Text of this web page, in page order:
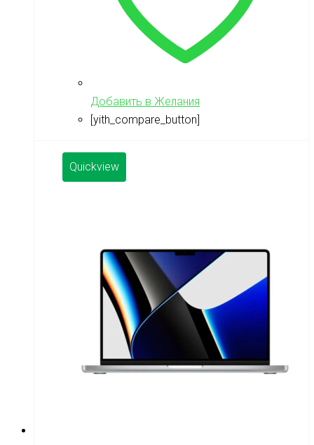
Добавить в Желания
[yith_compare_button]
Quickview